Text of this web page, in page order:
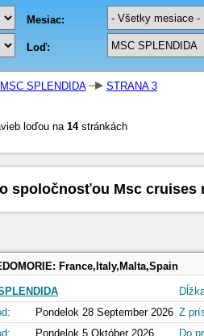
MSC SPLENDIDA STRANA 3
loďou na 14stránkách
spoločnosťou Msc cruises
France,Italy,Malta,Spain
Pondelok 28 September 2026
Pondelok 5 Október 2026
Z
Do